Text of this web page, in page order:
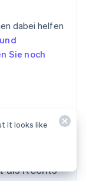
dabei helfen
Sie noch
zu
als Rechts-
it looks like